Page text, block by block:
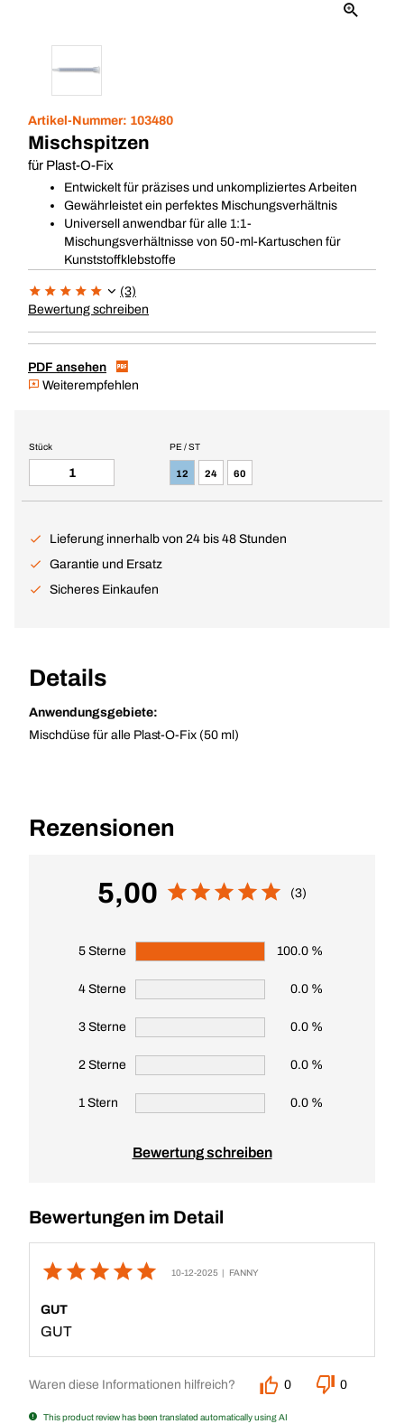
Artikel-Nummer: 103480
Mischspitzen
für Plast-O-Fix
Entwickelt für präzises und unkompliziertes Arbeiten
Gewährleistet ein perfektes Mischungsverhältnis
Universell anwendbar für alle 1:1-
Mischungsverhältnisse von 50-ml-Kartuschen für
Kunststoffklebstoffe
(3)
Bewertung schreiben
PDF ansehen
Weiterempfehlen
PE / ST
12 24 60
Stück
Lieferung innerhalb von 24 bis 48 Stunden
Garantie und Ersatz
Sicheres Einkaufen
Details
Anwendungsgebiete:
Mischdüse für alle Plast-O-Fix (50 ml)
Rezensionen
5,00 (3)
5 Sterne 100.0 %
4 Sterne 0.0 %
3 Sterne 0.0 %
2 Sterne 0.0 %
1 Stern 0.0 %
Bewertung schreiben
Bewertungen im Detail
10-12-2025 | FANNY
GUT
GUT
Waren diese Informationen hilfreich? 0 0
This product review has been translated automatically using AI